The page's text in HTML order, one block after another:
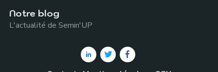
Notre blog
L'actualité de Semin'UP